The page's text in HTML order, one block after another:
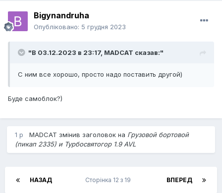
Bigynandruha
Опубліковано: 5 грудня 2023
"В 03.12.2023 в 23:17, MADCAT сказав:"
С ним все хорошо, просто надо поставить другой)
Буде самоблок?)
1 р MADCAT змінив заголовок на Грузовой бортовой
(пикап 2335) и Турбосвятогор 1.9 AVL
НАЗАД ВПЕРЕД
Сторінка 12 з 19